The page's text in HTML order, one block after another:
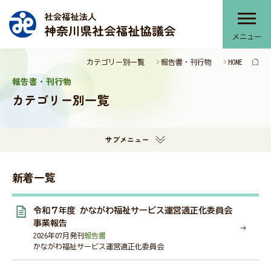
メニュー
HOME
報告書・刊行物
カテゴリー別一覧
報告書・刊行物
カテゴリー別一覧
サブメニュー
新着一覧
2026年07月発刊報告書
かながわ福祉サービス運営適正化委員会
令和７年度 かながわ福祉サービス運営適正化委員会
事業報告
神奈川県社協について
部会・協議会・連絡会
提言・本会活動推進計画